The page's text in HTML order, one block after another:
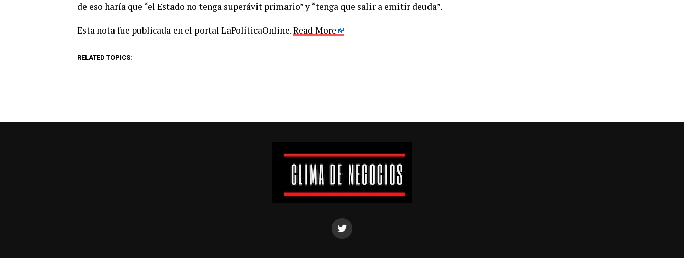
de eso haría que “el Estado no tenga superávit primario” y “tenga que salir a emitir deuda”.
Esta nota fue publicada en el portal LaPolíticaOnline.Read More
RELATED TOPICS: